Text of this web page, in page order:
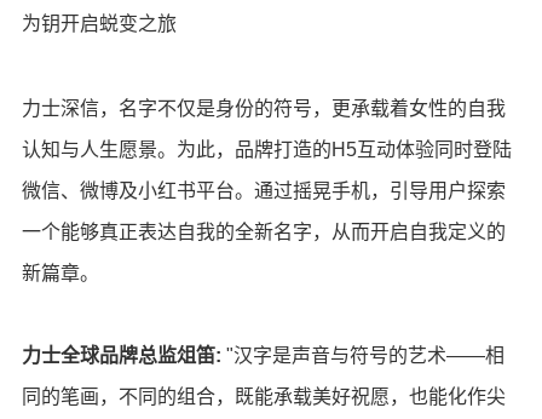
力士深信，名字不仅是身份的符号，更承载着女性的自我
认知与人生愿景。为此，品牌打造的H5互动体验同时登陆
微信、微博及小红书平台。通过摇晃手机，引导用户探索
一个能够真正表达自我的全新名字，从而开启自我定义的
新篇章。
力士全球品牌总监俎笛: "汉字是声音与符号的艺术——相
同的笔画，不同的组合，既能承载美好祝愿，也能化作尖